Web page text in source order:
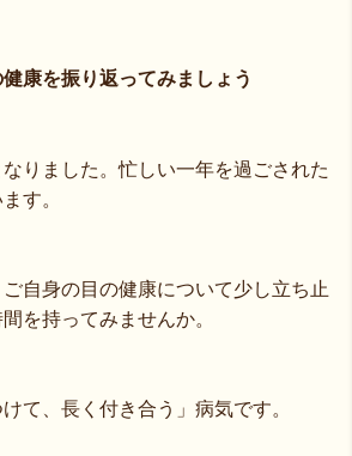
康を振り返ってみましょう
りました。忙しい一年を過ごされた
す。
自身の目の健康について少し立ち止
を持ってみませんか。
て、長く付き合う」病気です。